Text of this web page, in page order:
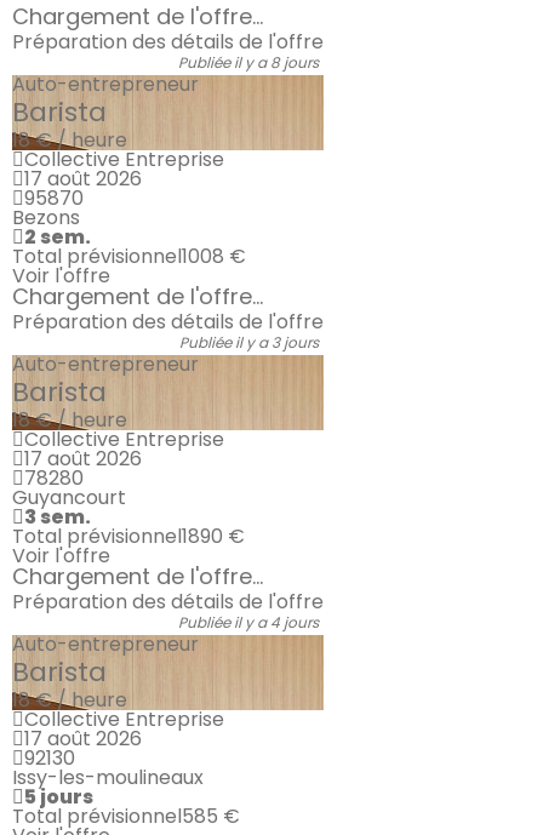
Chargement de l'offre...
Préparation des détails de l'offre
Publiée il y a 8 jours
Auto-entrepreneur
Barista
18 € / heure
Collective Entreprise
17 août 2026
95870
Bezons
2 sem.
Total prévisionnel1008 €
Voir l'offre
Chargement de l'offre...
Préparation des détails de l'offre
Publiée il y a 3 jours
Auto-entrepreneur
Barista
18 € / heure
Collective Entreprise
17 août 2026
78280
Guyancourt
3 sem.
Total prévisionnel1890 €
Voir l'offre
Chargement de l'offre...
Préparation des détails de l'offre
Publiée il y a 4 jours
Auto-entrepreneur
Barista
18 € / heure
Collective Entreprise
17 août 2026
92130
Issy-les-moulineaux
5 jours
Total prévisionnel585 €